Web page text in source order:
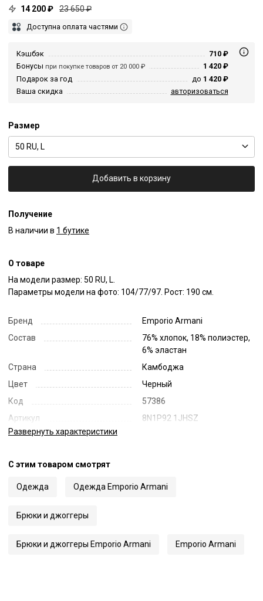
14 200 ₽ 23 650 ₽
Доступна оплата частями
Кэшбэк
710 ₽
Бонусы при покупке товаров от 20 000 ₽
1 420 ₽
Подарок за год
до 1 420 ₽
Ваша скидка
авторизоваться
Размер
50 RU, L
Добавить в корзину
Получение
В наличии в 1 бутике
О товаре
На модели размер: 50 RU, L.
Параметры модели на фото: 104/77/97. Рост: 190 см.
Бренд
Emporio Armani
Состав
76% хлопок, 18% полиэстер,
6% эластан
Страна
Камбоджа
Цвет
Черный
Код
57386
Артикул
8N1P92 1JHSZ
Развернуть характеристики
С этим товаром смотрят
Одежда Одежда Emporio Armani
Брюки и джоггеры
Брюки и джоггеры Emporio Armani Emporio Armani